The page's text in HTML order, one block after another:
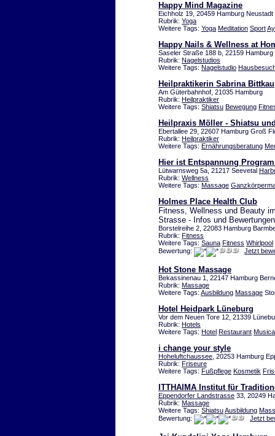
Happy Mind Magazine
Eichholz 19, 20459 Hamburg Neustadt
Rubrik: Yoga
Weitere Tags: Yoga Meditation Sport
Happy Nails & Wellness at
Saseler Straße 188 b, 22159 Hamburg
Rubrik: Nagelstudios
Weitere Tags: Nagelstudio
Heilpraktikerin Sabrina Bittkau
Am Güterbahnhof, 21035 Hamburg
Rubrik: Heilpraktiker
Weitere Tags: Shiatsu Bewegung
Heilpraxis Möller - Shiatsu
Ebertallee 29, 22607 Hamburg Groß
Rubrik: Heilpraktiker
Weitere Tags: Ernährungsberatung
Hier ist Entspannung
Lütwarnsweg 5a, 21217 Seevetal
Rubrik: Wellness
Weitere Tags: Massage
Holmes Place Health Club
Fitness, Wellness und Beauty
Strasse - Infos und
Borstelreihe 2, 22083 Hamburg
Rubrik: Fitness
Weitere Tags: Sauna Fitness Whirlpool
Bewertung:
Jetzt
Hot Stone Massage
Bekassinenau 1, 22147 Hamburg
Rubrik: Massage
Weitere Tags: Ausbildung Massage
Hotel Heidpark Lüneburg
Vor dem Neuen Tore 12, 21339
Rubrik: Hotels
Weitere Tags: Hotel Restaurant
i change your style
Hoheluftchaussee , 20253 Hamburg
Rubrik: Friseure
Weitere Tags: Fußpflege Kosmetik
ITTHAIMA Institut für
Eppendorfer Landstrasse 33, 20249
Rubrik: Massage
Weitere Tags: ShiatsuAusbildung
Bewertung:
Jetzt